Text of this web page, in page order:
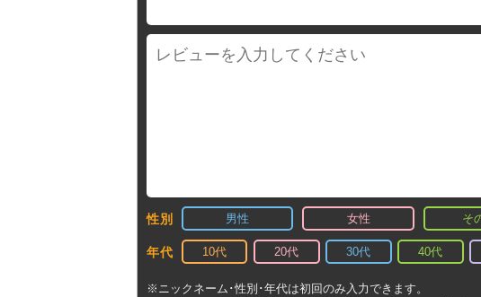
性別 男性 女性 そ
年代 10代 20代 30代 40代
※ニックネーム･性別･年代は初回のみ入力できます。